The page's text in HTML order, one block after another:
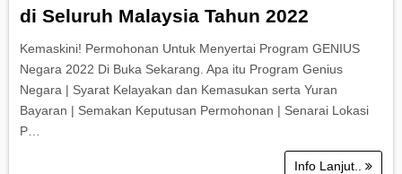
di Seluruh Malaysia Tahun 2022
Kemaskini! Permohonan Untuk Menyertai Program GENIUS
Negara 2022 Di Buka Sekarang. Apa itu Program Genius
Negara | Syarat Kelayakan dan Kemasukan serta Yuran
Bayaran | Semakan Keputusan Permohonan | Senarai Lokasi
P…
Info Lanjut..